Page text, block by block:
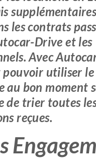
les contrats
Drive et les
Avec
pouvoir utiliser le
au bon moment
de trier toutes
reçues.